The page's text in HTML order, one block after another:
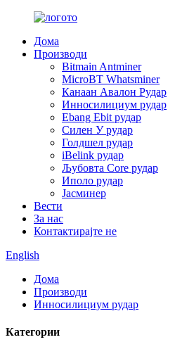
Дома
Производи
Bitmain Antminer
MicroBT Whatsminer
Канаан Авалон Рудар
Инносилициум рудар
Ebang Ebit рудар
Силен У рудар
Голдшел рудар
iBelink рудар
Љубовта Core рудар
Иполо рудар
Јасминер
Вести
За нас
Контактирајте не
English
Дома
Производи
Инносилициум рудар
Категории